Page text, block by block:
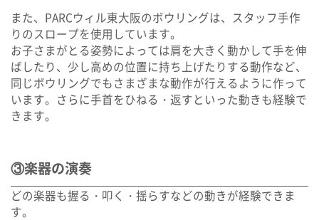
また、PARCウィル東大阪のボウリングは、スタッフ手作
りのスロープを使用しています。
お子さまがとる姿勢によっては肩を大きく動かして手を伸
ばしたり、少し高めの位置に持ち上げたりする動作など、
同じボウリングでもさまざまな動作が行えるように作って
います。さらに手首をひねる・返すといった動きも経験で
きます。
③楽器の演奏
どの楽器も握る・叩く・揺らすなどの動きが経験できま
す。